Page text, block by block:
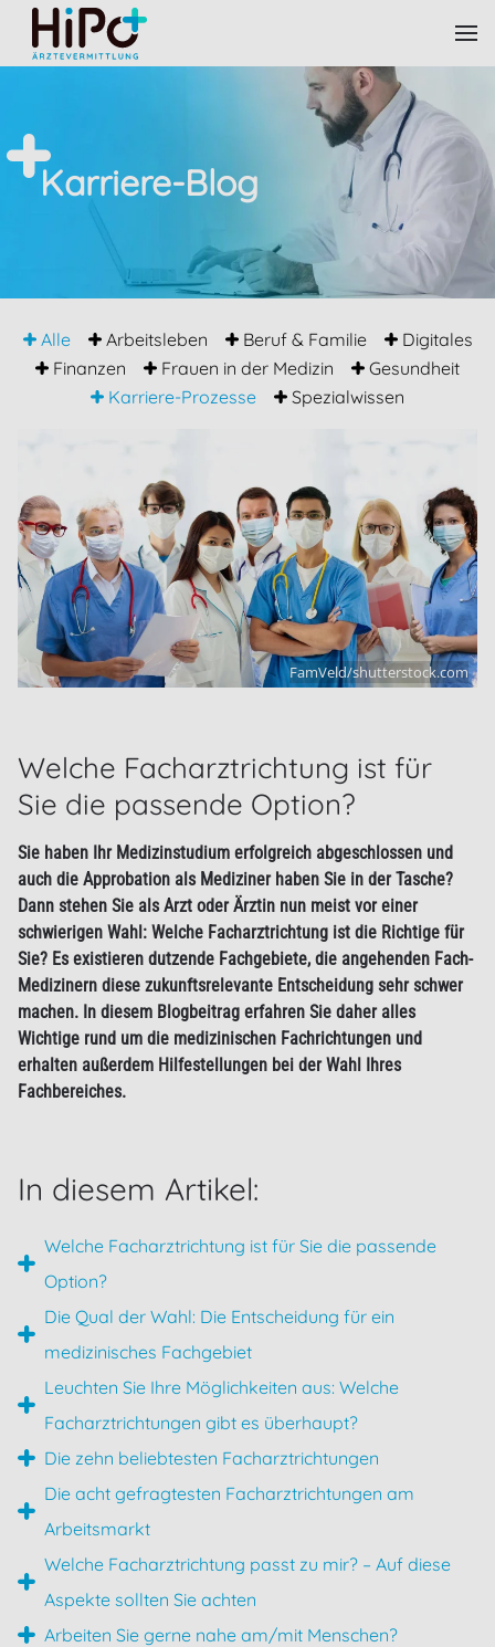
Skip to main content
Karriere-Blog
Alle Arbeitsleben Beruf & Familie
Digitales
Finanzen
Frauen in der Medizin
Gesundheit
Karriere-Prozesse
Spezialwissen
FamVeld/shutterstock.com
Welche Facharztrichtung ist für
Sie die passende Option?
Sie haben Ihr Medizinstudium erfolgreich abgeschlossen und
auch die Approbation als Mediziner haben Sie in der Tasche?
Dann stehen Sie als Arzt oder Ärztin nun meist vor einer
schwierigen Wahl: Welche Facharztrichtung ist die Richtige für
Sie? Es existieren dutzende Fachgebiete, die angehenden Fach-
Medizinern diese zukunftsrelevante Entscheidung sehr schwer
machen. In diesem Blogbeitrag erfahren Sie daher alles
Wichtige rund um die medizinischen Fachrichtungen und
erhalten außerdem Hilfestellungen bei der Wahl Ihres
Fachbereiches.
In diesem Artikel:
Welche Facharztrichtung ist für Sie die passende
Option?
Die Qual der Wahl: Die Entscheidung für ein
medizinisches Fachgebiet
Leuchten Sie Ihre Möglichkeiten aus: Welche
Facharztrichtungen gibt es überhaupt?
Die zehn beliebtesten Facharztrichtungen
Die acht gefragtesten Facharztrichtungen am
Arbeitsmarkt
Welche Facharztrichtung passt zu mir? – Auf diese
Aspekte sollten Sie achten
Arbeiten Sie gerne nahe am/mit Menschen?